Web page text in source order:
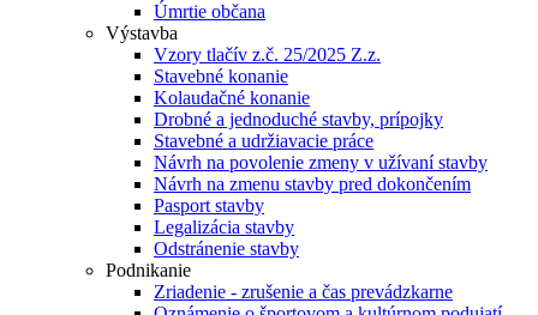
Úmrtie občana
Výstavba
Vzory tlačív z.č. 25/2025 Z.z.
Stavebné konanie
Kolaudačné konanie
Drobné a jednoduché stavby, prípojky
Stavebné a udržiavacie práce
Návrh na povolenie zmeny v užívaní stavby
Návrh na zmenu stavby pred dokončením
Pasport stavby
Legalizácia stavby
Odstránenie stavby
Podnikanie
Zriadenie - zrušenie a čas prevádzkarne